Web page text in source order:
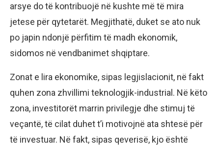
arsye do të kontribuojë në kushte më të mira
jetese për qytetarët. Megjithatë, duket se ato nuk
po japin ndonjë përfitim të madh ekonomik,
sidomos në vendbanimet shqiptare.
Zonat e lira ekonomike, sipas legjislacionit, në fakt
quhen zona zhvillimi teknologjik-industrial. Në këto
zona, investitorët marrin privilegje dhe stimuj të
veçantë, të cilat duhet t’i motivojnë ata shtesë për
të investuar. Në fakt, sipas qeverisë, kjo është